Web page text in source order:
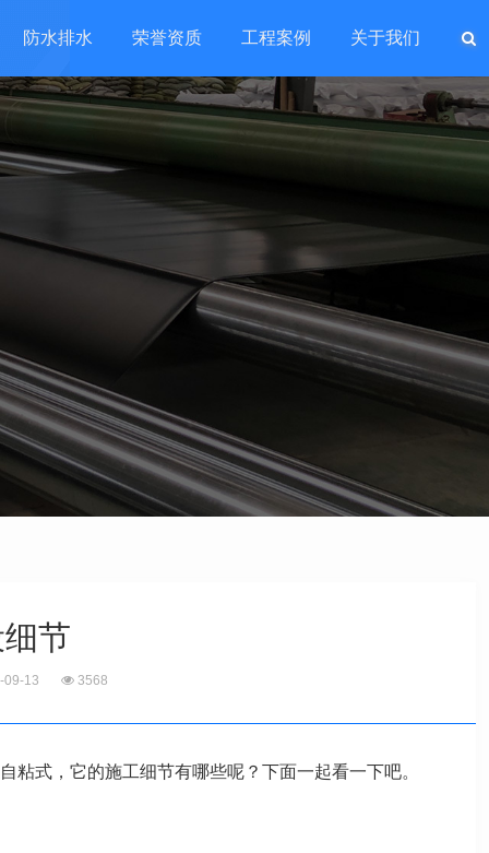
防水排水 荣誉资质 工程案例 关于我们
节
13 3568
式，它的施工细节有哪些呢？下面一起看一下吧。